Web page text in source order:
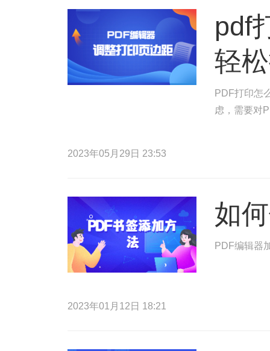
pdf
轻
PDF打印怎
虑，需要对
2023年05月29日 23:53
如
PDF编辑器
2023年01月12日 18:21